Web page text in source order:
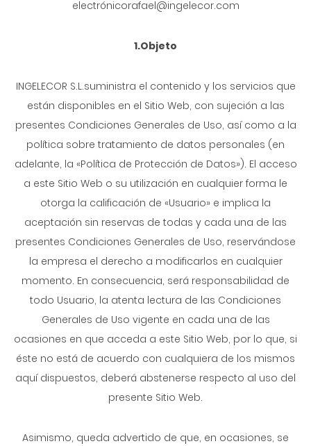
electrónicorafael@ingelecor.com
1.Objeto
INGELECOR S.L.suministra el contenido y los servicios que
están disponibles en el Sitio Web, con sujeción a las
presentes Condiciones Generales de Uso, así como a la
política sobre tratamiento de datos personales (en
adelante, la «Política de Protección de Datos»). El acceso
a este Sitio Web o su utilización en cualquier forma le
otorga la calificación de «Usuario» e implica la
aceptación sin reservas de todas y cada una de las
presentes Condiciones Generales de Uso, reservándose
la empresa el derecho a modificarlos en cualquier
momento. En consecuencia, será responsabilidad de
todo Usuario, la atenta lectura de las Condiciones
Generales de Uso vigente en cada una de las
ocasiones en que acceda a este Sitio Web, por lo que, si
éste no está de acuerdo con cualquiera de los mismos
aquí dispuestos, deberá abstenerse respecto al uso del
presente Sitio Web.
Asimismo, queda advertido de que, en ocasiones, se